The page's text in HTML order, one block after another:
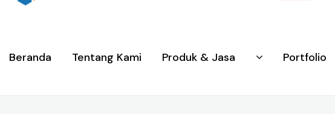
Beranda Tentang Kami Produk & Jasa Portfolio